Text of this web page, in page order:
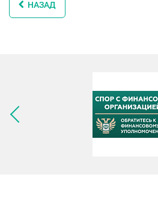
НАЗАД
Следующее изображение